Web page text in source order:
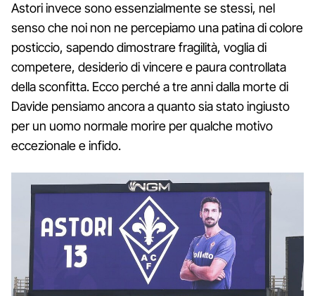
Astori invece sono essenzialmente se stessi, nel
senso che noi non ne percepiamo una patina di colore
posticcio, sapendo dimostrare fragilità, voglia di
competere, desiderio di vincere e paura controllata
della sconfitta. Ecco perché a tre anni dalla morte di
Davide pensiamo ancora a quanto sia stato ingiusto
per un uomo normale morire per qualche motivo
eccezionale e infido.